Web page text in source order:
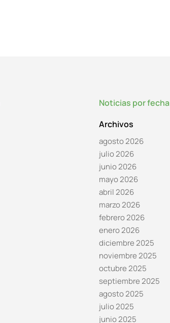
Noticias por fecha
Archivos
agosto 2026
julio 2026
junio 2026
mayo 2026
abril 2026
marzo 2026
febrero 2026
enero 2026
diciembre 2025
noviembre 2025
octubre 2025
septiembre 2025
agosto 2025
julio 2025
junio 2025